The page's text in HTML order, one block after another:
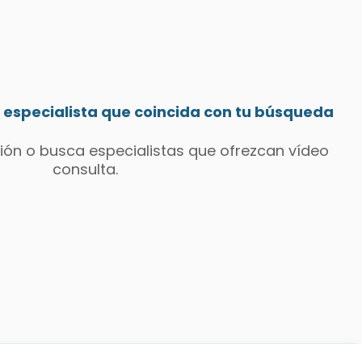
que coincida con tu búsqueda
o busca especialistas que ofrezcan vídeo
consulta.